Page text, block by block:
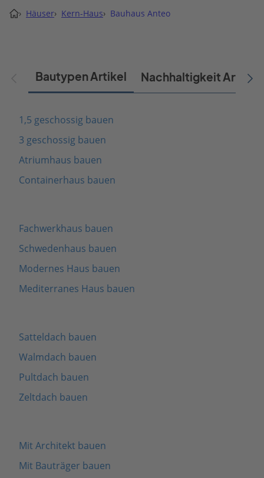
› Häuser› Kern-Haus› Bauhaus Anteo
Bautypen Artikel Nachhaltigkeit Artikel
1,5 geschossig bauen
3 geschossig bauen
Atriumhaus bauen
Containerhaus bauen
Fachwerkhaus bauen
Schwedenhaus bauen
Modernes Haus bauen
Mediterranes Haus bauen
Satteldach bauen
Walmdach bauen
Pultdach bauen
Zeltdach bauen
Mit Architekt bauen
Mit Bauträger bauen